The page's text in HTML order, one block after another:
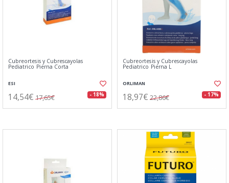
Cubreortesis y Cubrescayolas
Pediatrico Pierna Corta
ESI
14,54€ 17,65€ - 18%
Cubreortesis y Cubrescayolas
Pediatrico Pierna L
ORLIMAN
18,97€ 22,86€ - 17%